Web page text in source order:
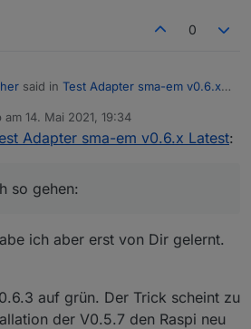
0
said in Test Adapter sma-em v0.6.x
ich an die V0.5.7 wieder dran?
so gehen: Admin auf "Latest",
den Expert Mode einstellen, unter
[+] (Bestimmte Version
am 14. Mai 2021, 19:34
von
Adapter sma-em v0.6.x Latest:
so gehen:
ich aber erst von Dir gelernt.
auf grün. Der Trick scheint zu
der V0.5.7 den Raspi neu